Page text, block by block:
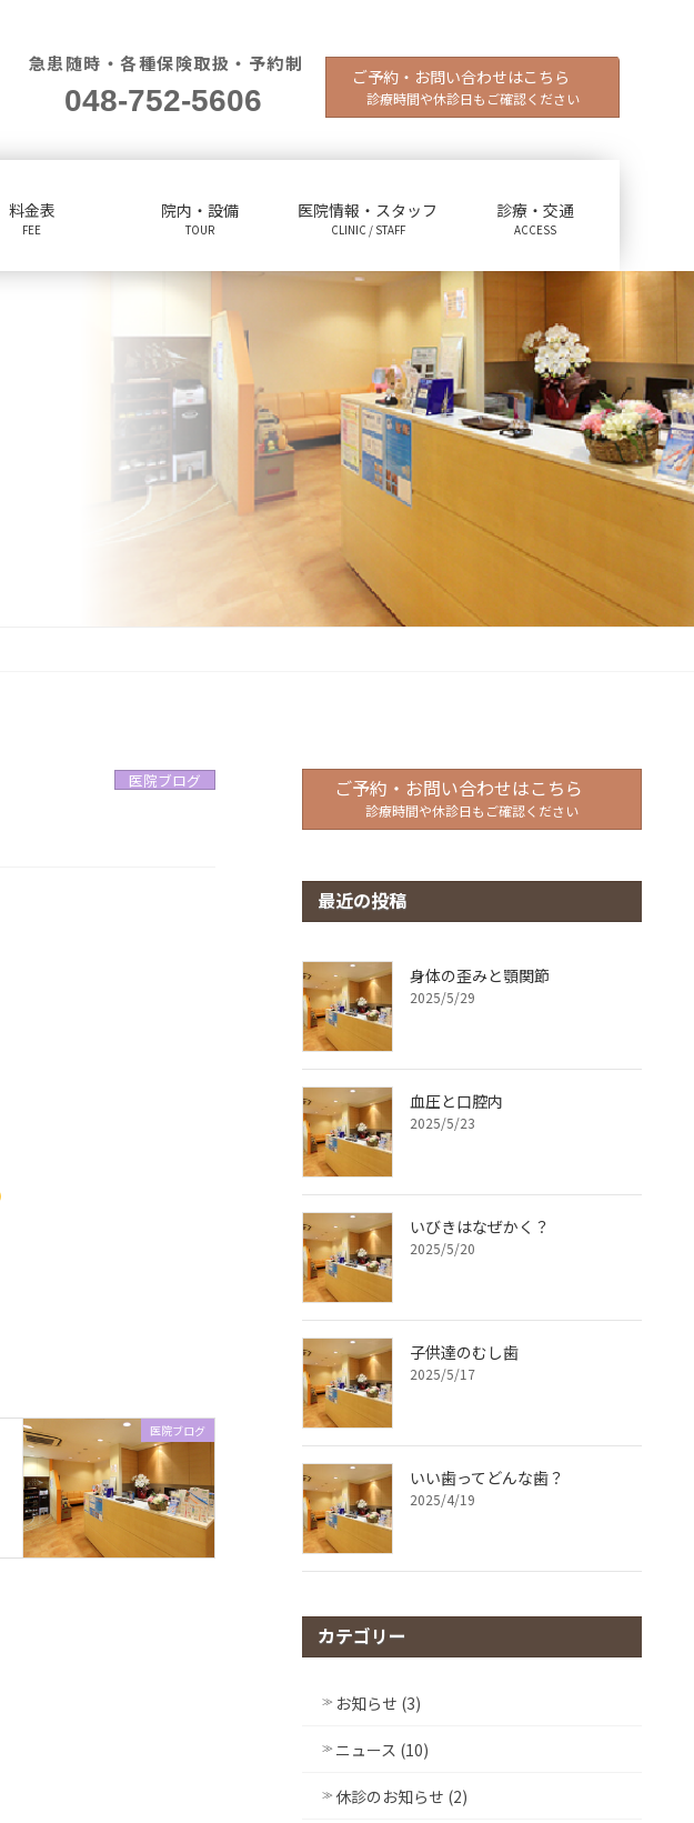
急患随時・各種保険取扱・予約制
048-752-5606
ご予約・お問い合わせはこちら
診療時間や休診日もご確認ください
料金表
FEE
院内・設備
TOUR
医院情報・スタッフ
CLINIC / STAFF
診療・交通
ACCESS
医院ブログ
医院ブログ
ご予約・お問い合わせはこちら
診療時間や休診日もご確認ください
最近の投稿
身体の歪みと顎関節
2025/5/29
血圧と口腔内
2025/5/23
いびきはなぜかく？
2025/5/20
子供達のむし歯
2025/5/17
いい歯ってどんな歯？
2025/4/19
カテゴリー
お知らせ (3)
ニュース (10)
休診のお知らせ (2)